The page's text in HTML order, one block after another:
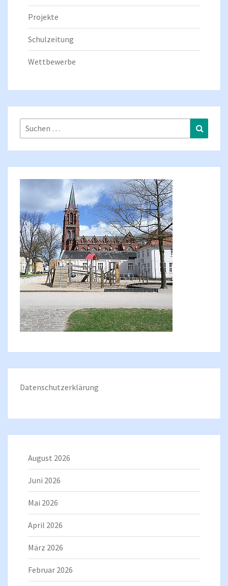
Projekte
Schulzeitung
Wettbewerbe
Suchen
nach:
Datenschutzerklärung
August 2026
Juni 2026
Mai 2026
April 2026
März 2026
Februar 2026